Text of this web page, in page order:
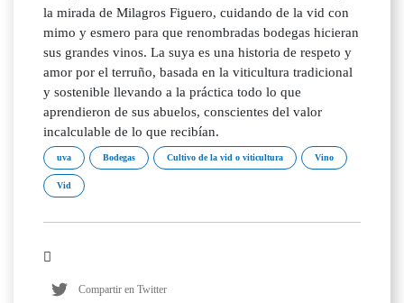
la mirada de Milagros Figuero, cuidando de la vid con
mimo y esmero para que renombradas bodegas hicieran
sus grandes vinos. La suya es una historia de respeto y
amor por el terruño, basada en la viticultura tradicional
y sostenible llevando a la práctica todo lo que
aprendieron de sus abuelos, conscientes del valor
incalculable de lo que recibían.
uva Bodegas Cultivo de la vid o viticultura Vino
Vid
Compartir en Twitter